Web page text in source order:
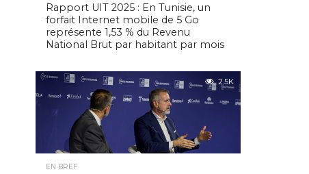
Rapport UIT 2025 : En Tunisie, un
forfait Internet mobile de 5 Go
représente 1,53 % du Revenu
National Brut par habitant par mois
2.5K
EN BREF